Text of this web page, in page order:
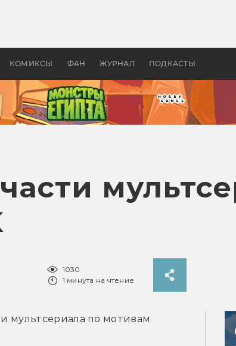
КОМИКСЫ ФАН ЖУРНАЛ ПОДКАСТЫ
—
бы «Властелина колец»
1030
1 минута на чтение
мультсериала по мотивам